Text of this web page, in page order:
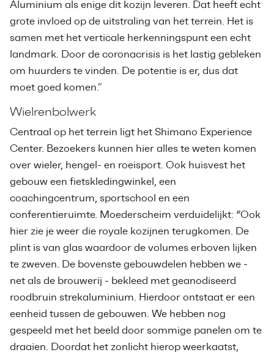
Aluminium als enige dit kozijn leveren. Dat heeft echt
grote invloed op de uitstraling van het terrein. Het is
samen met het verticale herkenningspunt een echt
landmark. Door de coronacrisis is het lastig gebleken
om huurders te vinden. De potentie is er, dus dat
moet goed komen.”
Wielrenbolwerk
Centraal op het terrein ligt het Shimano Experience
Center. Bezoekers kunnen hier alles te weten komen
over wieler, hengel- en roeisport. Ook huisvest het
gebouw een fietskledingwinkel, een
coachingcentrum, sportschool en een
conferentieruimte. Moederscheim verduidelijkt: “Ook
hier zie je weer die royale kozijnen terugkomen. De
plint is van glas waardoor de volumes erboven lijken
te zweven. De bovenste gebouwdelen hebben we -
net als de brouwerij - bekleed met geanodiseerd
roodbruin strekaluminium. Hierdoor ontstaat er een
eenheid tussen de gebouwen. We hebben nog
gespeeld met het beeld door sommige panelen om te
draaien. Doordat het zonlicht hierop weerkaatst,